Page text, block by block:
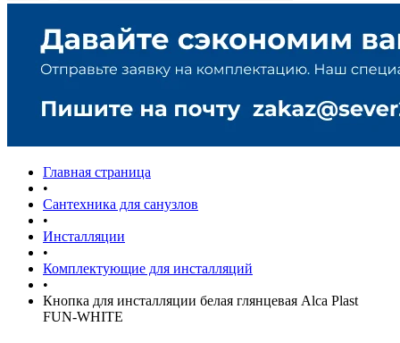
Главная страница
•
Сантехника для санузлов
•
Инсталляции
•
Комплектующие для инсталляций
•
Кнопка для инсталляции белая глянцевая Alca Plast
FUN-WHITE